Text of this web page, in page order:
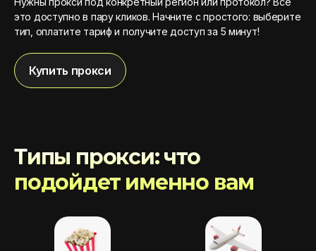
это доступно в пару кликов. Начните с простого: выберите
тип, оплатите тариф и получите доступ за 5 минут!
Купить прокси
Типы прокси: что
подойдет именно вам